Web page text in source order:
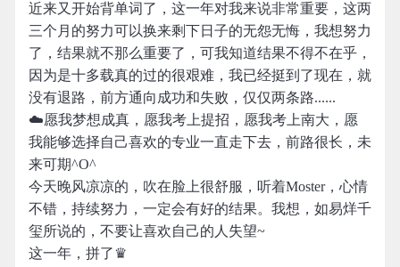
近来又开始背单词了，这一年对我来说非常重要，这两
三个月的努力可以换来剩下日子的无怨无悔，我想努力
了，结果就不那么重要了，可我知道结果不得不在乎，
因为是十多载真的过的很艰难，我已经挺到了现在，就
没有退路，前方通向成功和失败，仅仅两条路......
☁️愿我梦想成真，愿我考上提招，愿我考上南大，愿
我能够选择自己喜欢的专业一直走下去，前路很长，未
来可期^O^
今天晚风凉凉的，吹在脸上很舒服，听着Moster，心情
不错，持续努力，一定会有好的结果。我想，如易烊千
玺所说的，不要让喜欢自己的人失望~
这一年，拼了♛